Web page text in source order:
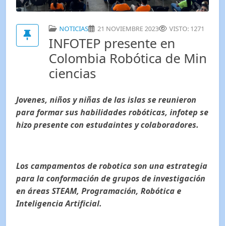
NOTICIAS 21 NOVIEMBRE 2023 VISTO: 1271
INFOTEP presente en
Colombia Robótica de Min
ciencias
Jovenes, niños y niñas de las islas se reunieron
para formar sus habilidades robóticas, infotep se
hizo presente con estudaintes y colaboradores.
Los campamentos de robotica son una estrategia
para la conformación de grupos de investigación
en áreas STEAM, Programación, Robótica e
Inteligencia Artificial.